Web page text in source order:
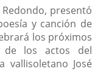
presentó
y canción de
los próximos
de los actos del
vallisoletano José